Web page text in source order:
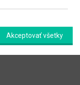
Zariaďovanie
Prenájom
to však
časti zariadiť
veľmi
Celý článok
Akceptovať všetky